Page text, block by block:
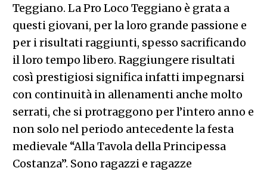
Teggiano. La Pro Loco Teggiano è grata a
questi giovani, per la loro grande passione e
per i risultati raggiunti, spesso sacrificando
il loro tempo libero. Raggiungere risultati
così prestigiosi significa infatti impegnarsi
con continuità in allenamenti anche molto
serrati, che si protraggono per l’intero anno e
non solo nel periodo antecedente la festa
medievale “Alla Tavola della Principessa
Costanza”. Sono ragazzi e ragazze